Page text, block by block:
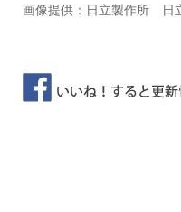
画像提供：日立製作所 日